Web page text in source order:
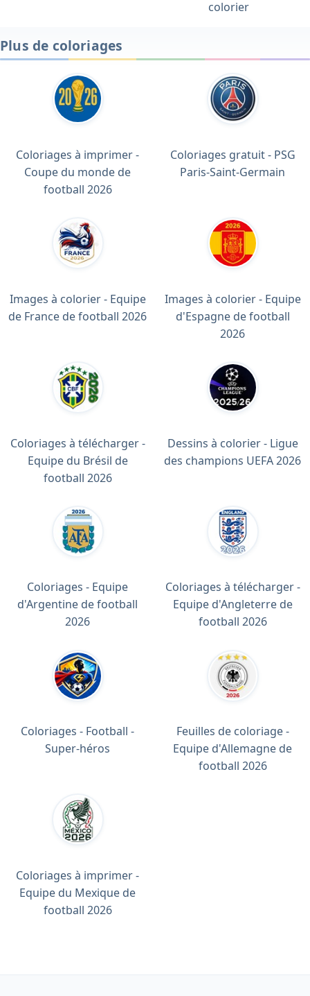
colorier
Plus de coloriages
Coloriages à imprimer -
Coupe du monde de
football 2026
Coloriages gratuit - PSG
Paris-Saint-Germain
Images à colorier - Equipe
de France de football 2026
Images à colorier - Equipe
d'Espagne de football
2026
Coloriages à télécharger -
Equipe du Brésil de
football 2026
Dessins à colorier - Ligue
des champions UEFA 2026
Coloriages - Equipe
d'Argentine de football
2026
Coloriages à télécharger -
Equipe d'Angleterre de
football 2026
Coloriages - Football -
Super-héros
Feuilles de coloriage -
Equipe d'Allemagne de
football 2026
Coloriages à imprimer -
Equipe du Mexique de
football 2026